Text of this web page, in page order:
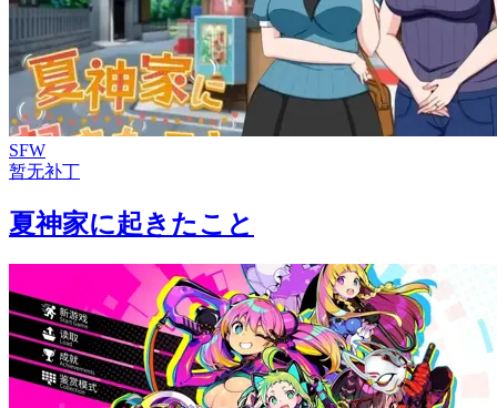
SFW
暂无补丁
夏神家に起きたこと